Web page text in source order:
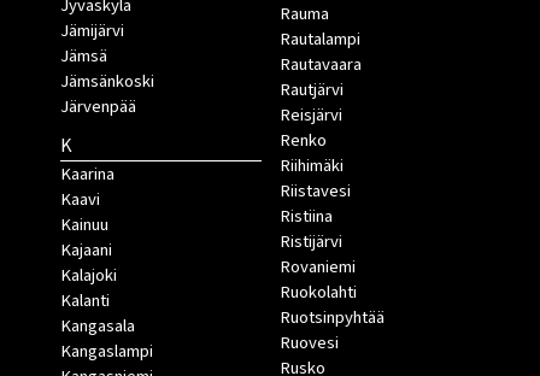
Jyväskylä
Jämijärvi
Jämsä
Jämsänkoski
Järvenpää
K
Kaarina
Kaavi
Kainuu
Kajaani
Kalajoki
Kalanti
Kangasala
Kangaslampi
Rauma
Rautalampi
Rautavaara
Rautjärvi
Reisjärvi
Renko
Riihimäki
Riistavesi
Ristiina
Ristijärvi
Rovaniemi
Ruokolahti
Ruotsinpyhtää
Ruovesi
Rusko